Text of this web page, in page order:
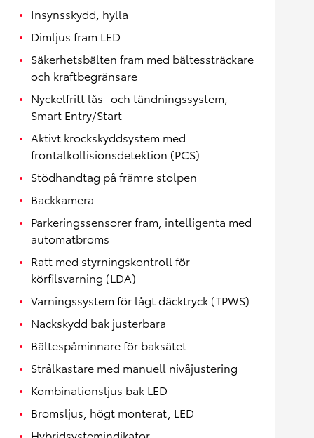
Insynsskydd, hylla
Dimljus fram LED
Säkerhetsbälten fram med bältessträckare
och kraftbegränsare
Nyckelfritt lås- och tändningssystem,
Smart Entry/Start
Aktivt krockskyddsystem med
frontalkollisionsdetektion (PCS)
Stödhandtag på främre stolpen
Backkamera
Parkeringssensorer fram, intelligenta med
automatbroms
Ratt med styrningskontroll för
körfilsvarning (LDA)
Varningssystem för lågt däcktryck (TPWS)
Nackskydd bak justerbara
Bältespåminnare för baksätet
Strålkastare med manuell nivåjustering
Kombinationsljus bak LED
Bromsljus, högt monterat, LED